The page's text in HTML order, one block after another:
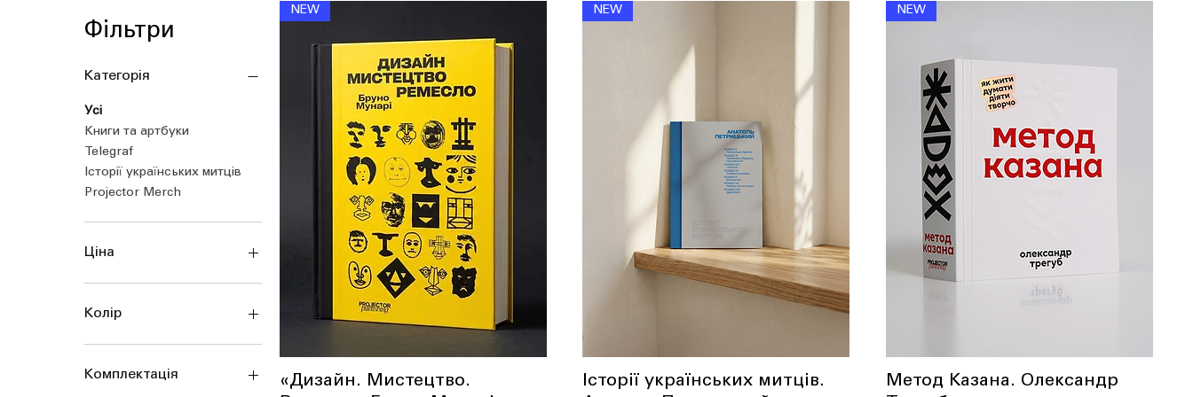
Фільтри
Категорія
Усі
Книги та артбуки
Telegraf
Історії українських митців
Projector Merch
Ціна
Колір
Комплектація
NEW
«Дизайн. Мистецтво.
NEW
Історії українських митців.
NEW
Метод Казана. Олександр